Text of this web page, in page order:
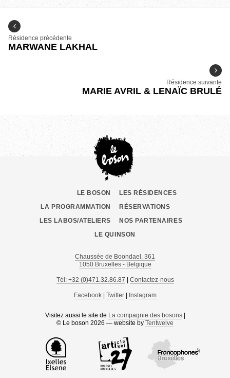
Résidence précédente
MARWANE LAKHAL
Résidence suivante
MARIE AVRIL & LENAÏC BRULÉ
LE BOSON
LES RÉSIDENCES
LA PROGRAMMATION
RÉSERVATIONS
LES LABOS/ATELIERS
NOS PARTENAIRES
LE QUINSON
Chaussée de Boondael, 361
1050 Bruxelles - Belgique
Tél: +32 (0)471.32.86.87 | Contactez-nous
Facebook| Twitter| Instagram
Visitez aussi le site de La compagnie des bosons|
© Le boson 2026 — website by Tentwelve